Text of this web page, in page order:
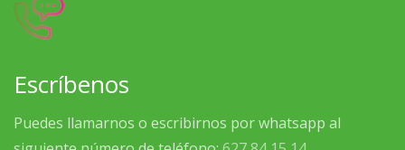
Escríbenos
Puedes llamarnos o escribirnos por whatsapp al